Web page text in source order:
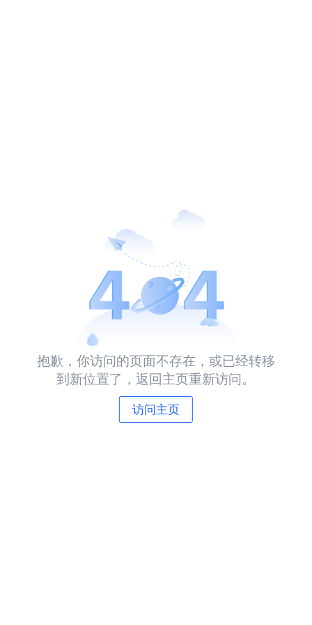
抱歉，你访问的页面不存在，或已经转移
到新位置了，返回主页重新访问。
访问主页